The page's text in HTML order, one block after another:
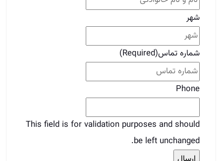
This field is for validation purposes and should
be left unchanged.
برای دوستات بفرست
قبلیقبلیآموزش مشاور املاک حرفه‌ ای|معرفی و عناصر
کلیدی
بعدیچگونه مشاور املاک شوم؟